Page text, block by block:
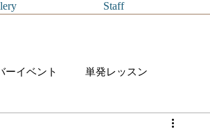
Staff
ーイベント 単発レッスン